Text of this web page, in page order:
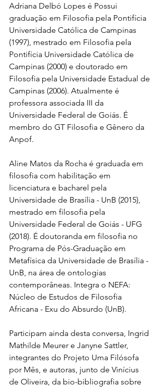
Adriana Delbó Lopes é Possui
graduação em Filosofia pela Pontifícia
Universidade Católica de Campinas
(1997), mestrado em Filosofia pela
Pontifícia Universidade Católica de
Campinas (2000) e doutorado em
Filosofia pela Universidade Estadual de
Campinas (2006). Atualmente é
professora associada III da
Universidade Federal de Goiás. É
membro do GT Filosofia e Gênero da
Anpof.
Aline Matos da Rocha é graduada em
filosofia com habilitação em
licenciatura e bacharel pela
Universidade de Brasília - UnB (2015),
mestrado em filosofia pela
Universidade Federal de Goiás - UFG
(2018). É doutoranda em filosofia no
Programa de Pós-Graduação em
Metafísica da Universidade de Brasília -
UnB, na área de ontologias
contemporâneas. Integra o NEFA:
Núcleo de Estudos de Filosofia
Africana - Exu do Absurdo (UnB).
Participam ainda desta conversa, Ingrid
Mathilde Meurer e Janyne Sattler,
integrantes do Projeto Uma Filósofa
por Mês, e autoras, junto de Vinícius
de Oliveira, da bio-bibliografia sobre